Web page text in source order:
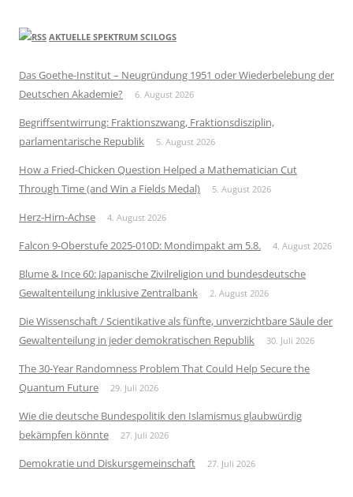
AKTUELLE SPEKTRUM SCILOGS
Das Goethe-Institut – Neugründung 1951 oder Wiederbelebung der
Deutschen Akademie?
6. August 2026
Begriffsentwirrung: Fraktionszwang, Fraktionsdisziplin,
parlamentarische Republik
5. August 2026
How a Fried-Chicken Question Helped a Mathematician Cut
Through Time (and Win a Fields Medal)
5. August 2026
Herz-Hirn-Achse 4. August 2026
Falcon 9-Oberstufe 2025-010D: Mondimpakt am 5.8. 4. August 2026
Blume & Ince 60: Japanische Zivilreligion und bundesdeutsche
Gewaltenteilung inklusive Zentralbank
2. August 2026
Die Wissenschaft / Scientikative als fünfte, unverzichtbare Säule der
Gewaltenteilung in jeder demokratischen Republik
30. Juli 2026
The 30-Year Randomness Problem That Could Help Secure the
Quantum Future
29. Juli 2026
Wie die deutsche Bundespolitik den Islamismus glaubwürdig
bekämpfen könnte
27. Juli 2026
Demokratie und Diskursgemeinschaft 27. Juli 2026